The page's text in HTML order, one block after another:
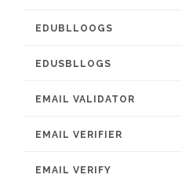
EDUBLLOOGS
EDUSBLLOGS
EMAIL VALIDATOR
EMAIL VERIFIER
EMAIL VERIFY